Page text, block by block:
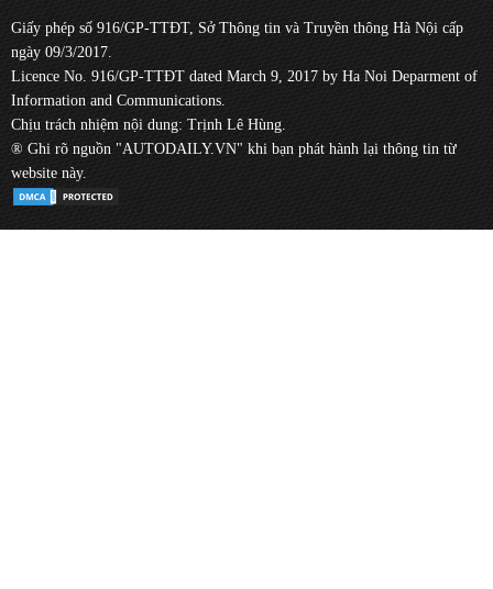
Giấy phép số 916/GP-TTĐT, Sở Thông tin và Truyền thông Hà Nội cấp
ngày 09/3/2017.
Licence No. 916/GP-TTĐT dated March 9, 2017 by Ha Noi Deparment of
Information and Communications.
Chịu trách nhiệm nội dung: Trịnh Lê Hùng.
® Ghi rõ nguồn "AUTODAILY.VN" khi bạn phát hành lại thông tin từ
website này.